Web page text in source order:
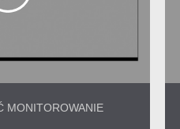
MONITOROWANIE